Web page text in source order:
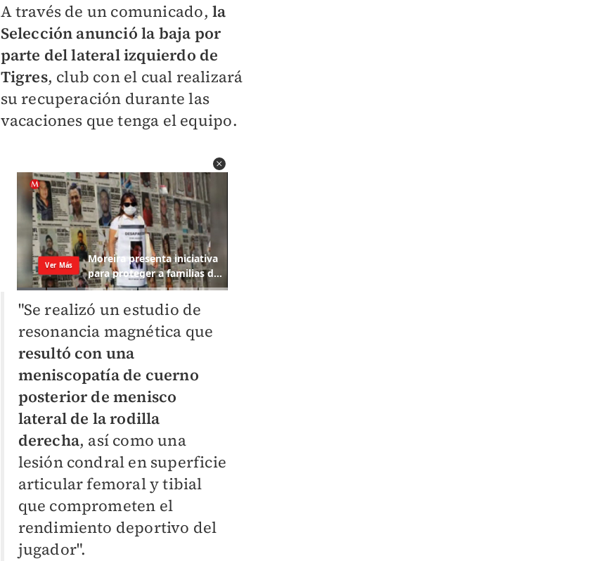
A través de un comunicado, la
Selección anunció la baja por
parte del lateral izquierdo de
Tigres, club con el cual realizará
su recuperación durante las
vacaciones que tenga el equipo.
"Se realizó un estudio de
resonancia magnética que
resultó con una
meniscopatía de cuerno
posterior de menisco
lateral de la rodilla
derecha, así como una
lesión condral en superficie
articular femoral y tibial
que comprometen el
rendimiento deportivo del
jugador".